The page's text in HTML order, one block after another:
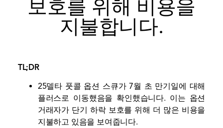
보호를 위해 비용을
지불합니다.
TL;DR
25델타 풋콜 옵션 스큐가 7월 초 만기일에 대해
플러스로 이동했음을 확인했습니다. 이는 옵션
거래자가 단기 하락 보호를 위해 더 많은 비용을
지불하고 있음을 보여줍니다.